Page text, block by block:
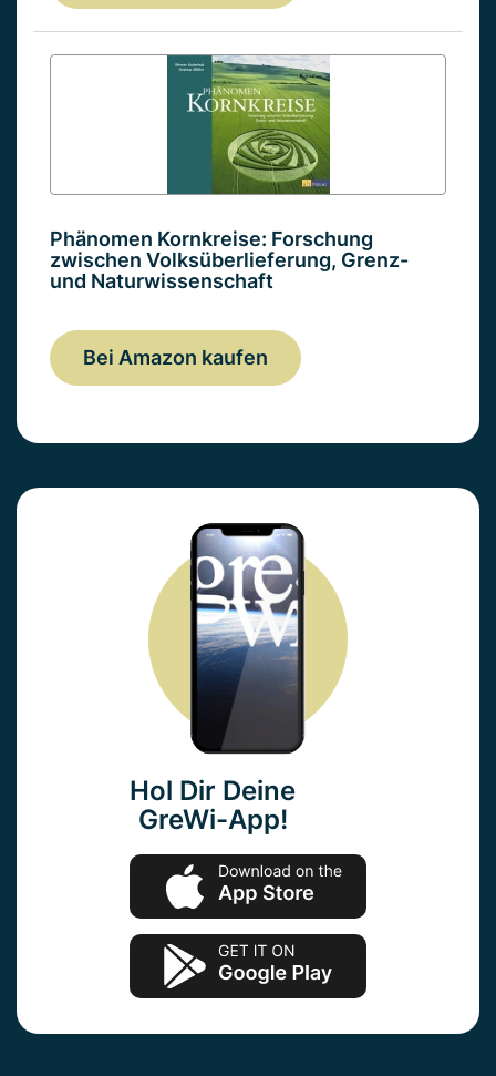
Phänomen Kornkreise: Forschung
zwischen Volksüberlieferung, Grenz-
und Naturwissenschaft
Bei Amazon kaufen
Hol Dir Deine
GreWi-App!